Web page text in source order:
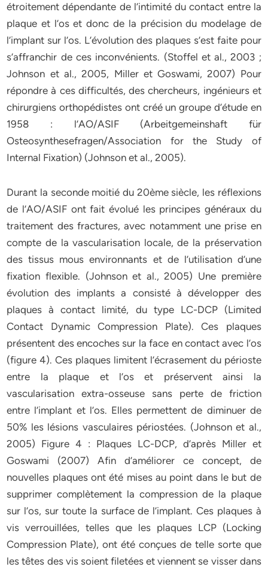
étroitement dépendante de l’intimité du contact entre la
plaque et l’os et donc de la précision du modelage de
l’implant sur l’os. L’évolution des plaques s’est faite pour
s’affranchir de ces inconvénients. (Stoffel et al., 2003 ;
Johnson et al., 2005, Miller et Goswami, 2007) Pour
répondre à ces difficultés, des chercheurs, ingénieurs et
chirurgiens orthopédistes ont créé un groupe d’étude en
1958 : l’AO/ASIF (Arbeitgemeinshaft für
Osteosynthesefragen/Association for the Study of
Internal Fixation) (Johnson et al., 2005).
Durant la seconde moitié du 20ème siècle, les réflexions
de l’AO/ASIF ont fait évolué les principes généraux du
traitement des fractures, avec notamment une prise en
compte de la vascularisation locale, de la préservation
des tissus mous environnants et de l’utilisation d’une
fixation flexible. (Johnson et al., 2005) Une première
évolution des implants a consisté à développer des
plaques à contact limité, du type LC-DCP (Limited
Contact Dynamic Compression Plate). Ces plaques
présentent des encoches sur la face en contact avec l’os
(figure 4). Ces plaques limitent l’écrasement du périoste
entre la plaque et l’os et préservent ainsi la
vascularisation extra-osseuse sans perte de friction
entre l’implant et l’os. Elles permettent de diminuer de
50% les lésions vasculaires périostées. (Johnson et al.,
2005) Figure 4 : Plaques LC-DCP, d’après Miller et
Goswami (2007) Afin d’améliorer ce concept, de
nouvelles plaques ont été mises au point dans le but de
supprimer complètement la compression de la plaque
sur l’os, sur toute la surface de l’implant. Ces plaques à
vis verrouillées, telles que les plaques LCP (Locking
Compression Plate), ont été conçues de telle sorte que
les têtes des vis soient filetées et viennent se visser dans